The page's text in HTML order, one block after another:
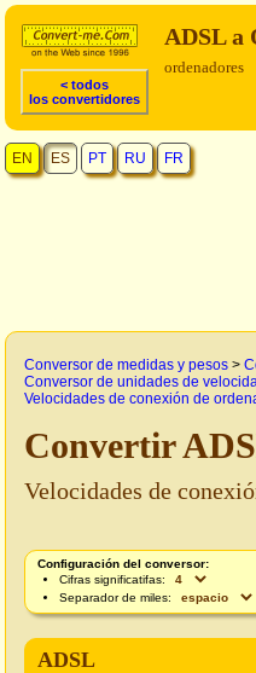
< todos
los convertidores
ADSL a
ordenadores
EN ES PT RU FR
Conversor de medidas y pesos >
Conversor de unidades de
Velocidades de conexión de
Convertir
Velocidades de
Configuración del conversor:
Cifras significatifas:
Separador de miles:
ADSL